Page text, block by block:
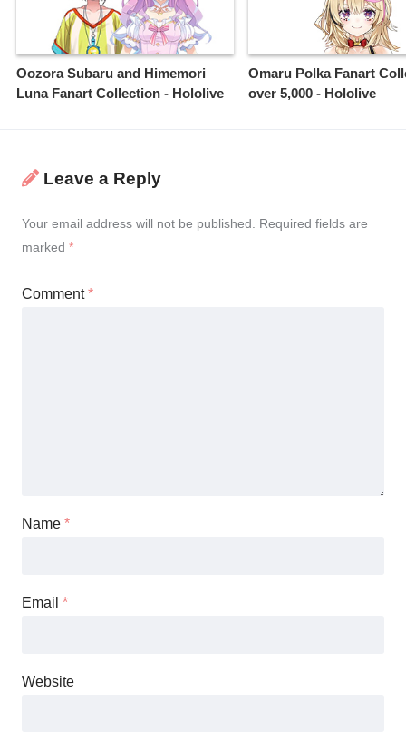
Oozora Subaru and Himemori
Luna Fanart Collection - Hololive
Omaru Polka Fanart
over 5,000 - Hololive
Leave a Reply
Your email address will not be published. Required fields are
marked *
Comment*
Name *
Email *
Website